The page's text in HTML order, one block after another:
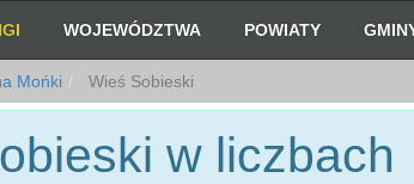
WOJEWÓDZTWA POWIATY
Mońki Wieś Sobieski
w liczbach